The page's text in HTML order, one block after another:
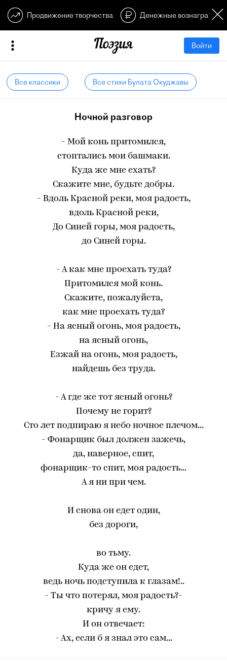
Продвижение творчества Денежные
Войти
Все классики Все стихи Булата Окуджавы
Ночной разговор
- Мой конь притомился,
стоптались мои башмаки.
Куда же мне ехать?
Скажите мне, будьте добры.
- Вдоль Красной реки, моя радость,
вдоль Красной реки,
До Синей горы, моя радость,
до Синей горы.
- А как мне проехать туда?
Притомился мой конь.
Скажите, пожалуйста,
как мне проехать туда?
- На ясный огонь, моя радость,
на ясный огонь,
Езжай на огонь, моя радость,
найдешь без труда.
- А где же тот ясный огонь?
Почему не горит?
Сто лет подпираю я небо ночное плечом...
- Фонарщик был должен зажечь,
да, наверное, спит,
фонарщик-то спит, моя радость...
А я ни при чем.
И снова он едет один,
без дороги,
во тьму.
Куда же он едет,
ведь ночь подступила к глазам!..
- Ты что потерял, моя радость?-
кричу я ему.
И он отвечает:
- Ах, если б я знал это сам...